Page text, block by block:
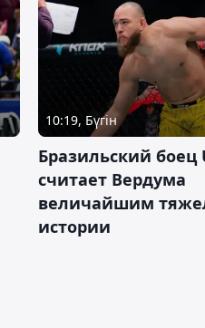
10:19, Бүгін
Бразильский боец
считает Вердума
величайшим
истории